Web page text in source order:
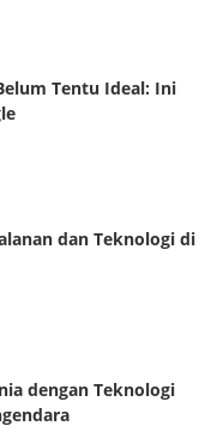
Tentu Ideal: Ini
dan Teknologi di
dengan Teknologi